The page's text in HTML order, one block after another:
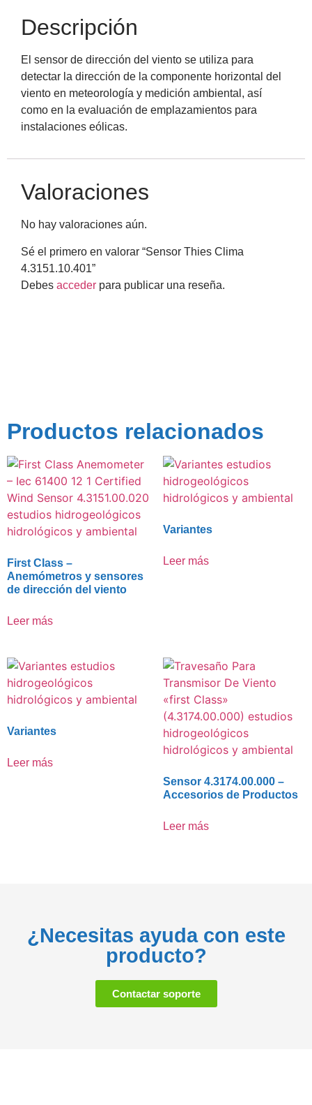
Descripción
El sensor de dirección del viento se utiliza para
detectar la dirección de la componente horizontal del
viento en meteorología y medición ambiental, así
como en la evaluación de emplazamientos para
instalaciones eólicas.
Valoraciones
No hay valoraciones aún.
Sé el primero en valorar “Sensor Thies Clima
4.3151.10.401”
Debes acceder para publicar una reseña.
Productos relacionados
First Class –
Anemómetros y sensores
de dirección del viento
Leer más
Variantes
Leer más
Variantes
Leer más
Sensor 4.3174.00.000 –
Accesorios de Productos
Leer más
¿Necesitas ayuda con este
producto?
Contactar soporte